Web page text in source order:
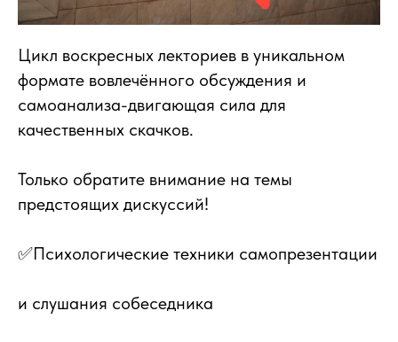
Цикл воскресных лекториев в уникальном
формате вовлечённого обсуждения и
самоанализа-двигающая сила для
качественных скачков.
Только обратите внимание на темы
предстоящих дискуссий!
✅Психологические техники самопрезентации
и слушания собеседника